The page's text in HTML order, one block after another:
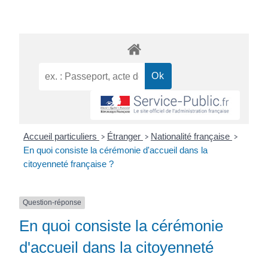
Accueil particuliers > Étranger > Nationalité française >
En quoi consiste la cérémonie d'accueil dans la
citoyenneté française ?
Question-réponse
En quoi consiste la cérémonie
d'accueil dans la citoyenneté